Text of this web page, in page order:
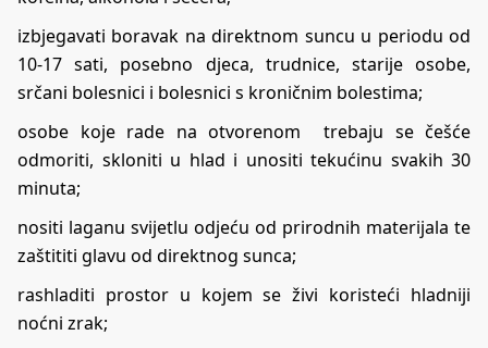
izbjegavati boravak na direktnom suncu u periodu od
10-17 sati, posebno djeca, trudnice, starije osobe,
srčani bolesnici i bolesnici s kroničnim bolestima;
osobe koje rade na otvorenom trebaju se češće
odmoriti, skloniti u hlad i unositi tekućinu svakih 30
minuta;
nositi laganu svijetlu odjeću od prirodnih materijala te
zaštititi glavu od direktnog sunca;
rashladiti prostor u kojem se živi koristeći hladniji
noćni zrak;